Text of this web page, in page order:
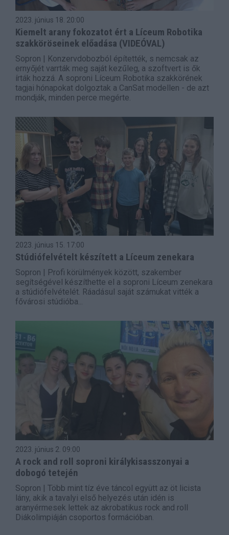
2023. június 18. 20:00
Kiemelt arany fokozatot ért a Líceum Robotika
szakköröseinek előadása (VIDEÓVAL)
Sopron | Konzervdobozból építették, s nemcsak az
ernyőjét varrták meg saját kezűleg, a szoftvert is ők
írták hozzá. A soproni Líceum Robotika szakkörének
tagjai hónapokat dolgoztak a CanSat modellen - de azt
mondják, minden perce megérte.
2023. június 15. 17:00
Stúdiófelvételt készített a Líceum zenekara
Sopron | Profi körülmények között, szakember
segítségével készíthette el a soproni Líceum zenekara
a stúdiófelvételét. Ráadásul saját számukat vitték a
fővárosi stúdióba...
2023. június 2. 09:00
A rock and roll soproni királykisasszonyai a
dobogó tetején
Sopron | Több mint tíz éve táncol együtt az öt licista
lány, akik a tavalyi első helyezés után idén is
aranyérmesek lettek az akrobatikus rock and roll
Diákolimpiáján csoportos formációban.